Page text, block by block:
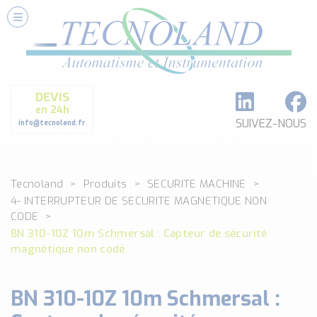
DEVIS
en 24h
info@tecnoland.fr SUIVEZ-NOUS
Nos Services
Conseils et Fourniture
Formation et Assistance
Architecture I-O Link multi fabricants
Classé par catégorie
DEBIT
DETECTION
ANALYSE PHYSICO-CHIMIQUE
Voir toutes les catégories …
Tecnoland Produits
SECURITE MACHINE
4- INTERRUPTEUR DE SECURITE MAGNETIQUE NON
CODE
BN 310-10Z 10m Schmersal : Capteur de sécurité
magnétique non codé
BN 310-10Z 10m Schmersal :